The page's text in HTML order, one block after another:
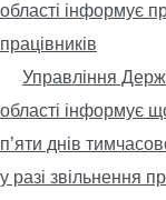
області інформує
працівників
Управління
області інформує
п’яти днів
у разі звільнення